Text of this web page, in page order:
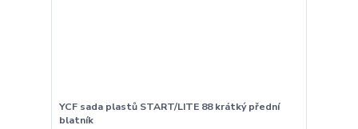
YCF sada plastů START/LITE 88 krátký přední
blatník